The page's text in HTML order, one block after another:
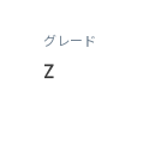
グレード
Z